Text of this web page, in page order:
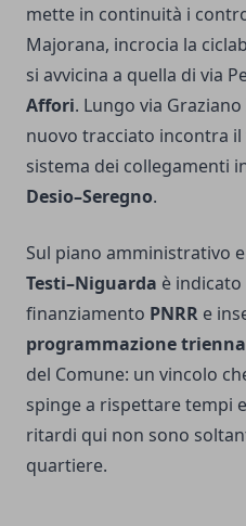
mette in continuità i
Majorana, incrocia la
si avvicina a quella di via
Affori. Lungo via
nuovo tracciato incontra il
sistema dei collegamenti
Desio–Seregno.
Sul piano amministrativo
Testi–Niguarda è
finanziamento PNRR e
programmazione
del Comune: un vincolo
spinge a rispettare tempi
ritardi qui non sono
quartiere.